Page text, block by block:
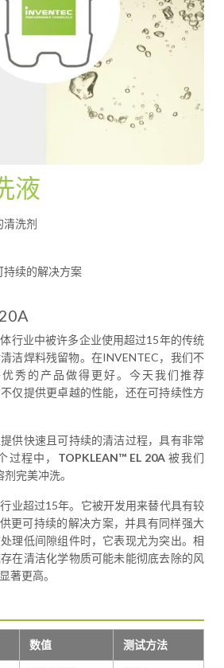
液
清洗剂
持续的解决方案
行业中被许多企业使用超过15年的传统
洁焊料残留物。在INVENTEC，我们不
秀的产品做得更好。今天我们推荐
仅提供更卓越的性能，还在可持续性方
供快速且可持续的清洁过程，具有非常
过程中， TOPKLEAN™ EL 20A 被我们
剂完美冲洗。
业超过15年。它被开发用来替代具有较
更可持续的解决方案，并具有同样强大
理低间隙组件时，它表现尤为突出。相
在清洁化学物质可能未能彻底去除的风
著更高。
数值 测试方法